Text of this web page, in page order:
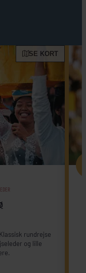
SE KORT
rundrejse
og lille